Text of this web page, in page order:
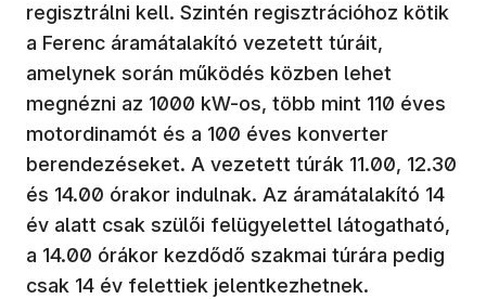
regisztrálni kell. Szintén regisztrációhoz kötik
a Ferenc áramátalakító vezetett túráit,
amelynek során működés közben lehet
megnézni az 1000 kW-os, több mint 110 éves
motordinamót és a 100 éves konverter
berendezéseket. A vezetett túrák 11.00, 12.30
és 14.00 órakor indulnak. Az áramátalakító 14
év alatt csak szülői felügyelettel látogatható,
a 14.00 órákor kezdődő szakmai túrára pedig
csak 14 év felettiek jelentkezhetnek.